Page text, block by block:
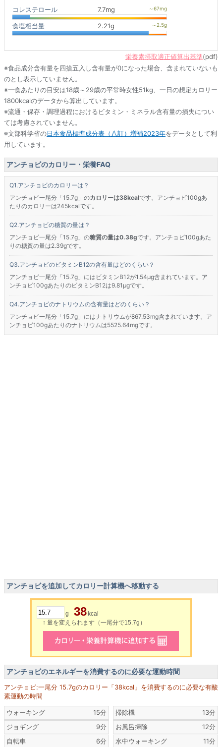
コレステロール
7.7mg
食塩相当量 2.21g
栄養素摂取適正値算出基準(pdf)
※食品成分含有量を四捨五入し含有量が0になった場合、含まれていないも
のとし表示していません。
※一食あたりの目安は18歳～29歳の平常時女性51kg、一日の想定カロリー
1800kcalのデータから算出しています。
※流通・保存・調理過程におけるビタミン・ミネラル含有量の損失につい
ては考慮されていません。
※文部科学省の日本食品標準成分表（八訂）増補2023年をデータとして利
用しています。
アンチョビのカロリー・栄養FAQ
アンチョビのカロリーは？
アンチョビ一尾分「15.7g」のカロリーは38kcalです。アンチョビ100gあ
たりのカロリーは245kcalです。
アンチョビの糖質の量は？
アンチョビ一尾分「15.7g」の糖質の量は0.38gです。アンチョビ100gあた
りの糖質の量は2.39gです。
アンチョビのビタミンB12の含有量はどのくらい？
アンチョビ一尾分「15.7g」にはビタミンB12が1.54μg含まれています。ア
ンチョビ100gあたりのビタミンB12は9.81μgです。
アンチョビのナトリウムの含有量はどのくらい？
アンチョビ一尾分「15.7g」にはナトリウムが867.53mg含まれています。ア
ンチョビ100gあたりのナトリウムは5525.64mgです。
アンチョビを追加してカロリー計算機へ移動する
g 38 kcal
↑ 量を変えられます（一尾分で15.7g）
アンチョビのエネルギーを消費するのに必要な運動時間
アンチョビ:一尾分 15.7gのカロリー「38kcal」を消費するのに必要な有酸
素運動の時間
ウォーキング
15分
ジョギング
9分
自転車
6分
掃除機
13分
お風呂掃除
12分
水中ウォーキング
11分